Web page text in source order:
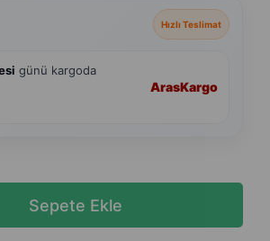
Hızlı Teslimat
günü kargoda
ArasKargo